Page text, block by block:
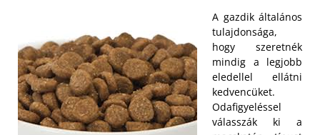
A gazdik általános
tulajdonsága,
hogy szeretnék
mindig a legjobb
eledellel ellátni
kedvencüket.
Odafigyeléssel
válasszák ki a